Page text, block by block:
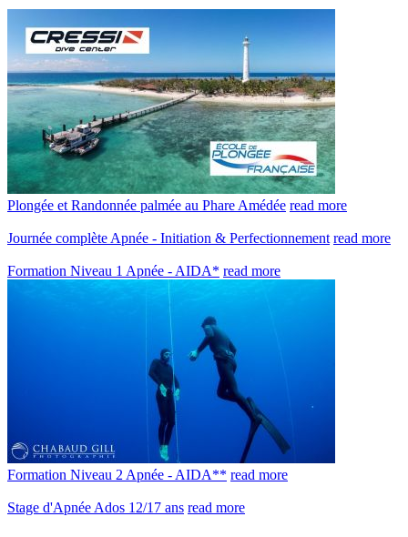
Plongée et Randonnée palmée au Phare Amédée read more
Journée complète Apnée - Initiation & Perfectionnement read more
Formation Niveau 1 Apnée - AIDA* read more
Formation Niveau 2 Apnée - AIDA** read more
Stage d'Apnée Ados 12/17 ans read more